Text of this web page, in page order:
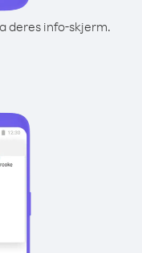
deres info-skjerm.